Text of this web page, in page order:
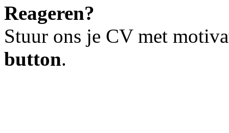
Reageren?
Stuur ons je CV met
button.